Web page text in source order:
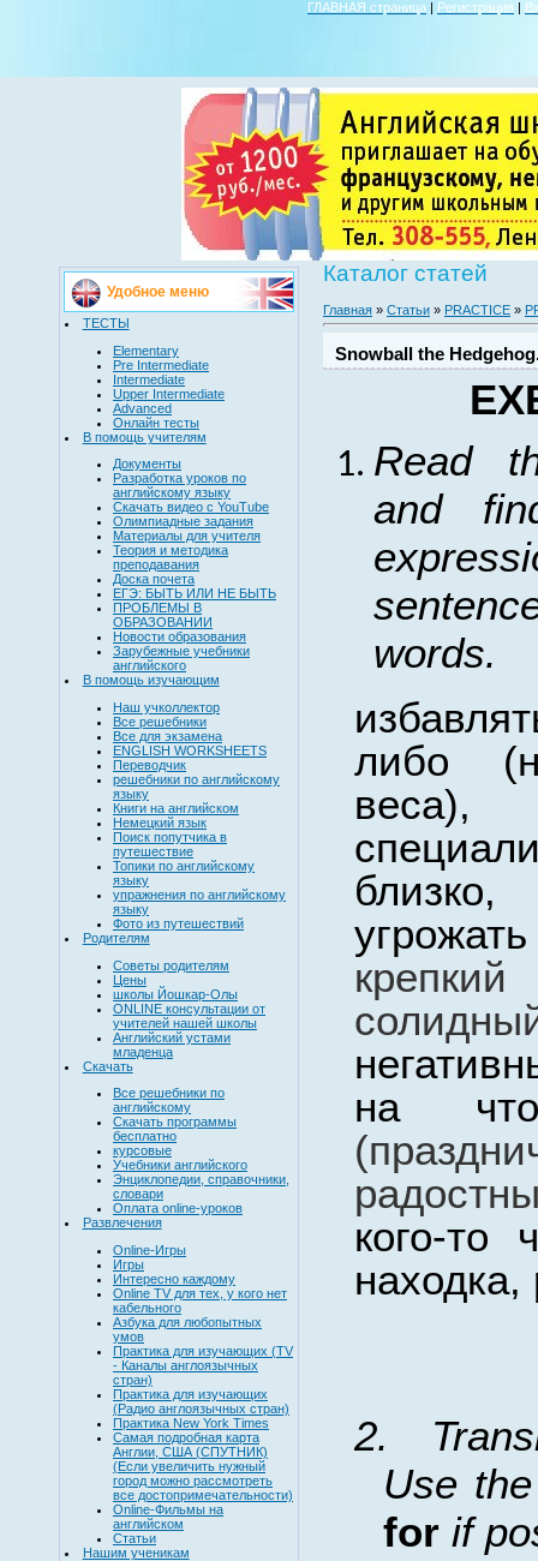
ГЛАВНАЯ страница | Регистрация |
Удобное меню
ТЕСТЫ
Elementary
Pre Intermediate
Intermediate
Upper Intermediate
Advanced
Онлайн тесты
В помощь учителям
Документы
Разработка уроков по
английскому языку
Скачать видео с YouTube
Олимпиадные задания
Материалы для учителя
Теория и методика
преподавания
Доска почета
ЕГЭ: БЫТЬ ИЛИ НЕ БЫТЬ
ПРОБЛЕМЫ В
ОБРАЗОВАНИИ
Новости образования
Зарубежные учебники
английского
В помощь изучающим
Наш учколлектор
Все решебники
Все для экзамена
ENGLISH WORKSHEETS
Переводчик
решебники по английскому
языку
Книги на английском
Немецкий язык
Поиск попутчика в
путешествие
Топики по английскому
языку
упражнения по английскому
языку
Фото из путешествий
Родителям
Советы родителям
Цены
школы Йошкар-Олы
ONLINE консультации от
учителей нашей школы
Английский устами
младенца
Скачать
Все решебники по
английскому
Скачать программы
бесплатно
курсовые
Учебники английского
Энциклопедии, справочники,
словари
Оплата online-уроков
Развлечения
Online-Игры
Игры
Интересно каждому
Online TV для тех, у кого нет
кабельного
Азбука для любопытных
умов
Практика для изучающих (TV
- Каналы англоязычных
стран)
Практика для изучающих
(Радио англоязычных стран)
Практика New York Times
Самая подробная карта
Англии, США (СПУТНИК)
(Если увеличить нужный
город можно рассмотреть
все достопримечательности)
Online-Фильмы на
английском
Статьи
Нашим ученикам
Каталог статей
Главная » Статьи » PRACTICE »
Snowball the
Read
and
words.
либо
веса),
близко,
на
кого-то
2.
Use
for if